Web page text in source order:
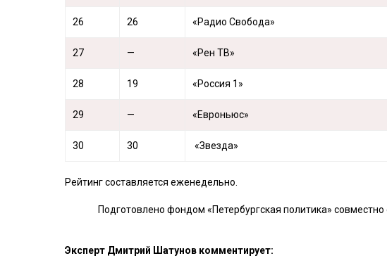
26 26 «Радио Свобода»
27 — «Рен ТВ»
28 19 «Россия 1»
29 — «Евроньюс»
30 30 «Звезда»
Рейтинг составляется еженедельно.
Подготовлено фондом «Петербургская политика»
Эксперт Дмитрий Шатунов комментирует: